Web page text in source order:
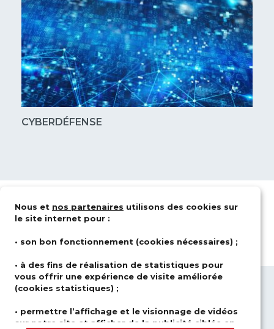
CYBERDÉFENSE
QUI SOMMES-NOUS ?
DOMAINESD’ACTIVITÉS
SOLUTIONS
CARRIÈRE
NEWSROOM
Nous et nos partenaires utilisons des cookies sur
le site internet pour :
• son bon fonctionnement (cookies nécessaires) ;
• à des fins de réalisation de statistiques pour
vous offrir une expérience de visite améliorée
(cookies statistiques) ;
• permettre l’affichage et le visionnage de vidéos
sur notre site et afficher de la publicité ciblée en